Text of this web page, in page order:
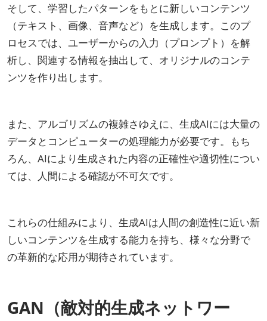
そして、学習したパターンをもとに新しいコンテンツ
（テキスト、画像、音声など）を生成します。このプ
ロセスでは、ユーザーからの入力（プロンプト）を解
析し、関連する情報を抽出して、オリジナルのコンテ
ンツを作り出します。
また、アルゴリズムの複雑さゆえに、生成AIには大量の
データとコンピューターの処理能力が必要です。もち
ろん、AIにより生成された内容の正確性や適切性につい
ては、人間による確認が不可欠です。
これらの仕組みにより、生成AIは人間の創造性に近い新
しいコンテンツを生成する能力を持ち、様々な分野で
の革新的な応用が期待されています。
GAN（敵対的生成ネットワー